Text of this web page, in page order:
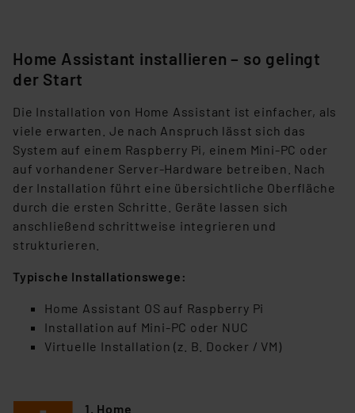
Home Assistant installieren – so gelingt
der Start
Die Installation von Home Assistant ist einfacher, als
viele erwarten. Je nach Anspruch lässt sich das
System auf einem Raspberry Pi, einem Mini-PC oder
auf vorhandener Server-Hardware betreiben. Nach
der Installation führt eine übersichtliche Oberfläche
durch die ersten Schritte. Geräte lassen sich
anschließend schrittweise integrieren und
strukturieren.
Typische Installationswege:
Home Assistant OS auf Raspberry Pi
Installation auf Mini-PC oder NUC
Virtuelle Installation (z. B. Docker / VM)
1. Home